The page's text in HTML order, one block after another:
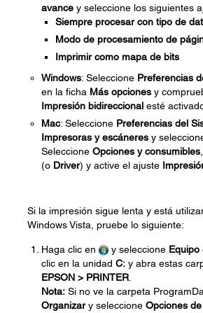
avance y seleccione los siguientes
Siempre procesar con tipo de
Modo de procesamiento de
Imprimir como mapa de bits
Windows: Seleccione Preferencias
en la ficha Más opciones y
Impresión bidireccional esté
Mac: Seleccione Preferencias del
Impresoras y escáneres y
Seleccione Opciones y consumibles
(o Driver) y active el ajuste
Si la impresión sigue lenta y está
Windows Vista, pruebe lo siguiente:
Haga clic en y seleccione Equipo
clic en la unidad C: y abra estas
EPSON > PRINTER
Nota: Si no ve la carpeta
Organizary seleccione Opciones